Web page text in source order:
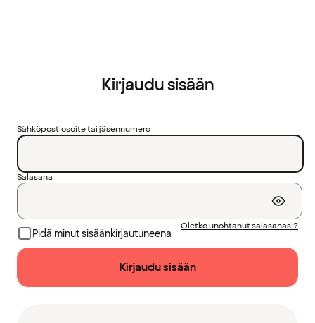
Kirjaudu sisään
Sähköpostiosoite tai jäsennumero
Salasana
Pidä minut sisäänkirjautuneena
Oletko unohtanut salasanasi?
Kirjaudu sisään